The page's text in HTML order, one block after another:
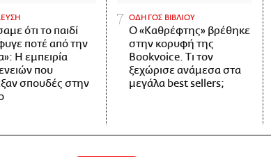
ότι το παιδί
ποτέ από την
Η εμπειρία
που
σπουδές στην
ΟΔΗΓΟΣ ΒΙΒΛΙΟΥ
Ο «Καθρέφτης» βρέθηκε
στην κορυφή της
Bookvoice. Τι τον
ξεχώρισε ανάμεσα στα
μεγάλα best sellers;